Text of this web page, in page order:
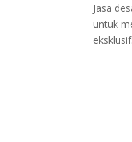
Jasa
untuk